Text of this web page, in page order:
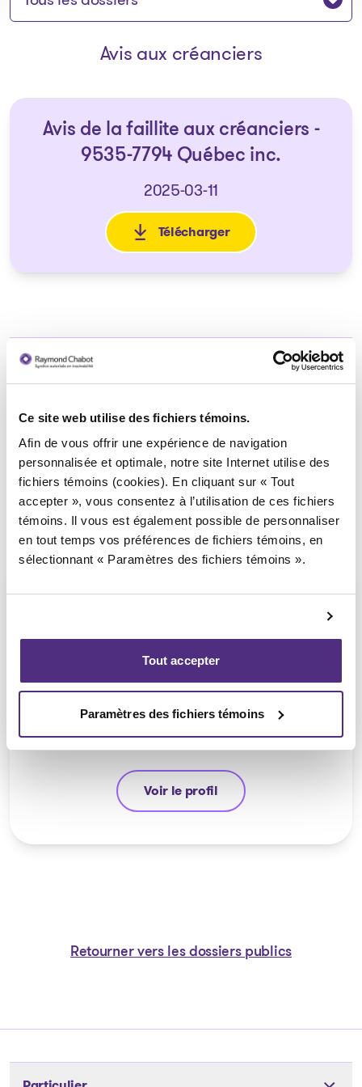
Ce site web utilise des fichiers témoins.
Afin de vous offrir une expérience de navigation
personnalisée et optimale, notre site Internet utilise des
fichiers témoins (cookies). En cliquant sur « Tout
accepter », vous consentez à l’utilisation de ces fichiers
témoins. Il vous est également possible de personnaliser
en tout temps vos préférences de fichiers témoins, en
sélectionnant « Paramètres des fichiers témoins ».
Tout accepter
Paramètres des fichiers témoins
Avis aux créanciers
Avis de la faillite aux créanciers -
9535-7794 Québec inc.
2025-03-11
Télécharger
: Avis de la faillite aux
Syndic responsable du dossier
Michel Thibault
CPA, PAIR, SAI
Voir le profil
Michel Thibault
Retourner vers les dossiers publics